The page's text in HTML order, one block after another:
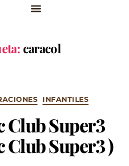
caracol
INFANTILES
Club Super3
Club Super3 )